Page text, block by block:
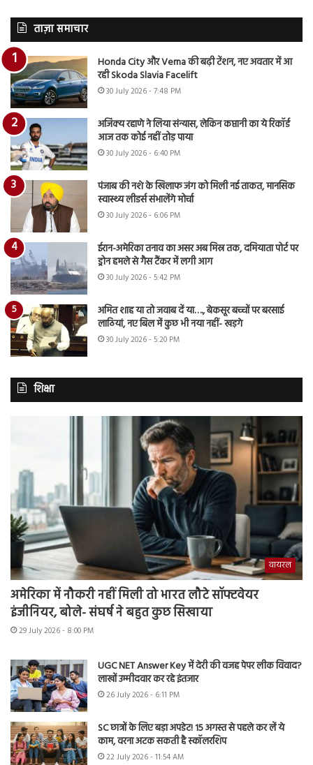
ताज़ा समाचार
Honda City और Verna की बढ़ी टेंशन, नए अवतार में आ
रही Skoda Slavia Facelift
30 July 2026 - 7:48 PM
अजिंक्य रहाणे ने लिया संन्यास, लेकिन कप्तानी का ये रिकॉर्ड
आज तक कोई नहीं तोड़ पाया
30 July 2026 - 6:40 PM
पंजाब की नशे के खिलाफ जंग को मिली नई ताकत, मानसिक
स्वास्थ्य लीडर्स संभालेंगे मोर्चा
30 July 2026 - 6:06 PM
ईरान-अमेरिका तनाव का असर अब मिस्र तक, दमियाता पोर्ट पर
ड्रोन हमले से गैस टैंकर में लगी आग
30 July 2026 - 5:42 PM
अमित शाह या तो जवाब दें या…., बेकसूर बच्चों पर बरसाई
लाठियां, नए बिल में कुछ भी नया नहीं- खड़गे
30 July 2026 - 5:20 PM
शिक्षा
वायरल
अमेरिका में नौकरी नहीं मिली तो भारत लौटे सॉफ्टवेयर
इंजीनियर, बोले- संघर्ष ने बहुत कुछ सिखाया
29 July 2026 - 8:00 PM
UGC NET Answer Key में देरी की वजह पेपर लीक विवाद?
लाखों उम्मीदवार कर रहे इंतजार
26 July 2026 - 6:11 PM
SC छात्रों के लिए बड़ा अपडेट! 15 अगस्त से पहले कर लें ये
काम, वरना अटक सकती है स्कॉलरशिप
22 July 2026 - 11:54 AM